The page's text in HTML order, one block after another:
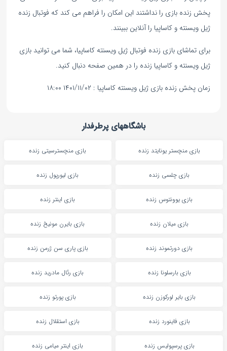
پخش زنده بازی را نداشتند این امکان را فراهم می کند که فوتبال زنده
ژیل ویسنته و کاساپیا را آنلاین ببینند.
برای تماشای بازی زنده فوتبال ژیل ویسنته کاساپیا، شما می توانید بازی
ژیل ویسنته و کاساپیا زنده را در همین صفحه دنبال کنید.
زمان پخش زنده بازی ژیل ویسنته کاساپیا : ۱۴۰۱/۱۱/۰۲ ۱۸:۰۰
باشگاههای پرطرفدار
بازی منچستر یونایتد زنده بازی منچسترسیتی زنده
بازی چلسی زنده بازی لیورپول زنده
بازی یوونتوس زنده بازی اینتر زنده
بازی میلان زنده بازی بایرن مونیخ زنده
بازی دورتموند زنده بازی پاری سن ژرمن زنده
بازی بارسلونا زنده بازی رئال مادرید زنده
بازی بایر لورکوزن زنده بازی پورتو زنده
بازی فاینورد زنده بازی استقلال زنده
بازی پرسپولیس زنده بازی اینتر میامی زنده